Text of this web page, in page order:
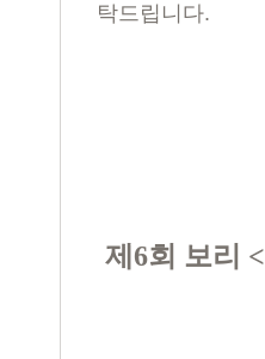
탁드립니다.
제 6회 보리 <